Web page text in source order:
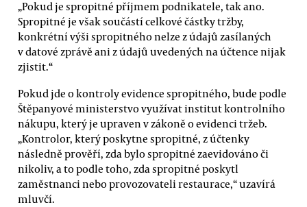
„Pokud je spropitné příjmem podnikatele, tak ano.
Spropitné je však součástí celkové částky tržby,
konkrétní výši spropitného nelze z údajů zasílaných
v datové zprávě ani z údajů uvedených na účtence nijak
zjistit.“
Pokud jde o kontroly evidence spropitného, bude podle
Štěpanyové ministerstvo využívat institut kontrolního
nákupu, který je upraven v zákoně o evidenci tržeb.
„Kontrolor, který poskytne spropitné, z účtenky
následně prověří, zda bylo spropitné zaevidováno či
nikoliv, a to podle toho, zda spropitné poskytl
zaměstnanci nebo provozovateli restaurace,“ uzavírá
mluvčí.